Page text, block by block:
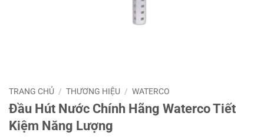
TRANG CHỦ / THƯƠNG HIỆU / WATERCO
Đầu Hút Nước Chính Hãng Waterco Tiết
Kiệm Năng Lượng